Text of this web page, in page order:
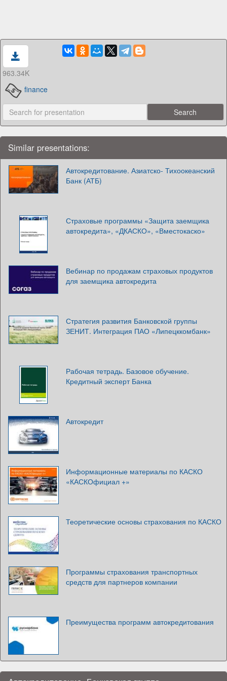
963.34K
finance
Similar presentations:
Автокредитование. Азиатско- Тихоокеанский
Банк (АТБ)
Страховые программы «Защита заемщика
автокредита», «ДКАСКО», «Вместокаско»
Вебинар по продажам страховых продуктов
для заемщика автокредита
Стратегия развития Банковской группы
ЗЕНИТ. Интеграция ПАО «Липецккомбанк»
Рабочая тетрадь. Базовое обучение.
Кредитный эксперт Банка
Автокредит
Информационные материалы по КАСКО
«КАСКОфициал +»
Теоретические основы страхования по КАСКО
Программы страхования транспортных
средств для партнеров компании
Преимущества программ автокредитования